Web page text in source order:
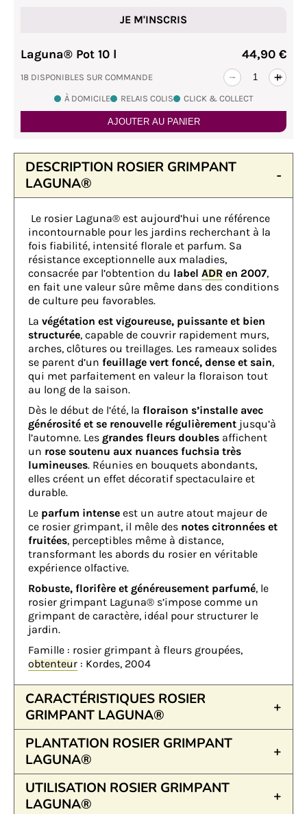
JE M'INSCRIS
Laguna® Pot 10 l
18 DISPONIBLES SUR COMMANDE - +
44,90 €
À DOMICILE RELAIS COLIS CLICK & COLLECT
AJOUTER AU PANIER
DESCRIPTION ROSIER GRIMPANT
LAGUNA®
Le rosier Laguna® est aujourd’hui une référence
incontournable pour les jardins recherchant à la
fois fiabilité, intensité florale et parfum. Sa
résistance exceptionnelle aux maladies,
consacrée par l’obtention du label ADR en 2007,
en fait une valeur sûre même dans des conditions
de culture peu favorables.
La végétation est vigoureuse, puissante et bien
structurée, capable de couvrir rapidement murs,
arches, clôtures ou treillages. Les rameaux solides
se parent d’un feuillage vert foncé, dense et sain,
qui met parfaitement en valeur la floraison tout
au long de la saison.
Dès le début de l’été, la floraison s’installe avec
générosité et se renouvelle régulièrement jusqu’à
l’automne. Les grandes fleurs doubles affichent
un rose soutenu aux nuances fuchsia très
lumineuses. Réunies en bouquets abondants,
elles créent un effet décoratif spectaculaire et
durable.
Le parfum intense est un autre atout majeur de
ce rosier grimpant, il mêle des notes citronnées et
fruitées, perceptibles même à distance,
transformant les abords du rosier en véritable
expérience olfactive.
Robuste, florifère et généreusement parfumé, le
rosier grimpant Laguna® s’impose comme un
grimpant de caractère, idéal pour structurer le
jardin.
Famille : rosier grimpant à fleurs groupées,
obtenteur : Kordes, 2004
CARACTÉRISTIQUES ROSIER
GRIMPANT LAGUNA®
PLANTATION ROSIER GRIMPANT
LAGUNA®
UTILISATION ROSIER GRIMPANT
LAGUNA®